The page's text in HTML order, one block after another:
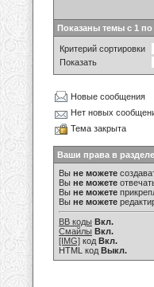
Показаны темы с 1 по
Критерий сортировки
Показать
Новые сообщения
Нет новых
Тема закрыта
Ваши права в разделе
Вы не можете
Вы не можете
Вы не можете
Вы не можете
BB коды Вкл.
Смайлы Вкл.
[IMG] код Вкл.
HTML код Выкл.